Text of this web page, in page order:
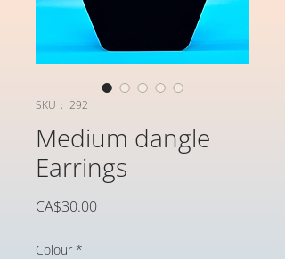
SKU： 292
Medium dangle
Earrings
CA$30.00価
Colour *